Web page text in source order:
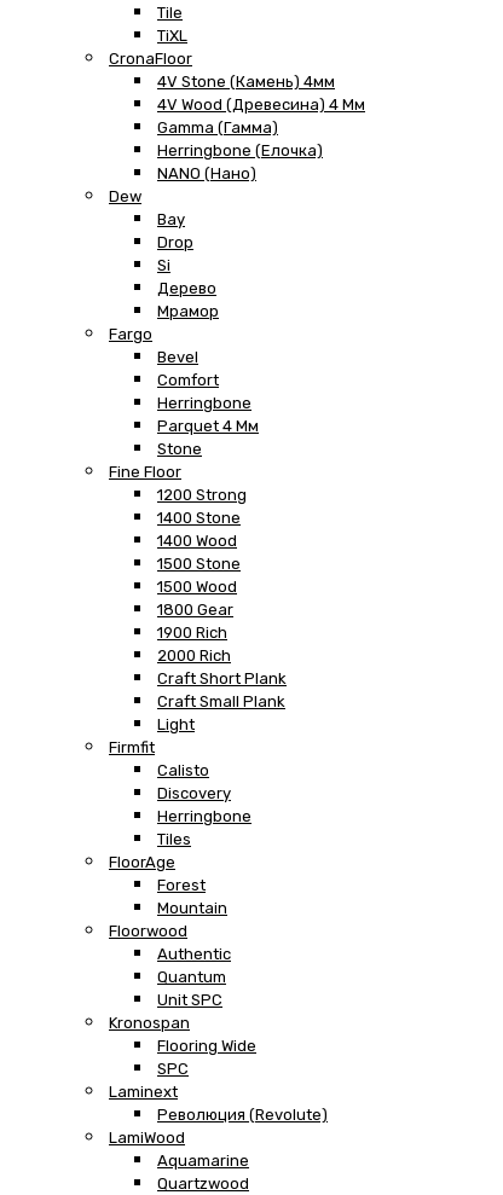
Tile
TiXL
CronaFloor
4V Stone (Камень) 4мм
4V Wood (Древесина) 4 Мм
Gamma (Гамма)
Herringbone (Елочка)
NANO (Нано)
Dew
Bay
Drop
Si
Дерево
Мрамор
Fargo
Bevel
Comfort
Herringbone
Parquet 4 Мм
Stone
Fine Floor
1200 Strong
1400 Stone
1400 Wood
1500 Stone
1500 Wood
1800 Gear
1900 Rich
2000 Rich
Craft Short Plank
Craft Small Plank
Light
Firmfit
Calisto
Discovery
Herringbone
Tiles
FloorAge
Forest
Mountain
Floorwood
Authentic
Quantum
Unit SPC
Kronospan
Flooring Wide
SPC
Laminext
Революция (Revolute)
LamiWood
Aquamarine
Quartzwood